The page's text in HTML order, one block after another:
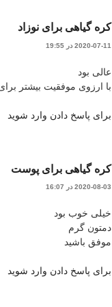
کره گیاهی برای نوزاد
2020-07-11 در 19:55
عالی بود
با ارزوی موفقیت بیشتر
برای پاسخ دادن وارد شوید
کره گیاهی برای پوست
2020-08-03 در 16:07
خیلی خوب بود
دمتون گرم
موفق باشید
برای پاسخ دادن وارد شوید